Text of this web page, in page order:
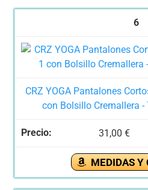
6
CRZ YOGA Pantalones
con Bolsillo Cremallera
31,00 €
MEDIDAS Y